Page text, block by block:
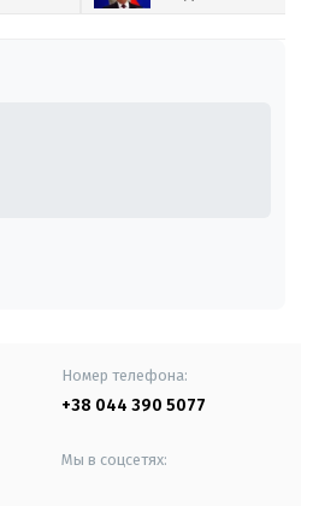
Номер телефона:
+38 044 390 5077
Мы в соцсетях: